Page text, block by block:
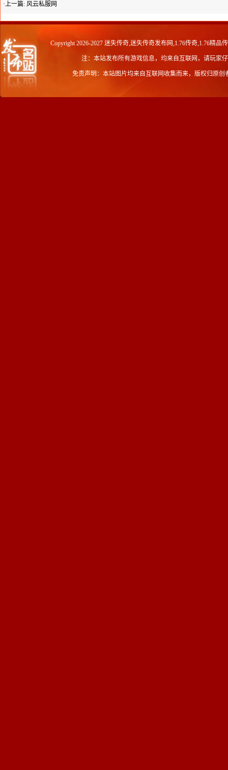
·上一篇: 风云私服网
Copyright 2026-2027 迷失传奇,迷失传奇发布网,1.76传奇,1.76精品
注：本站发布所有游戏信息，均来自互联网，请玩家
免责声明：本站图片均来自互联网收集而来，版权归原